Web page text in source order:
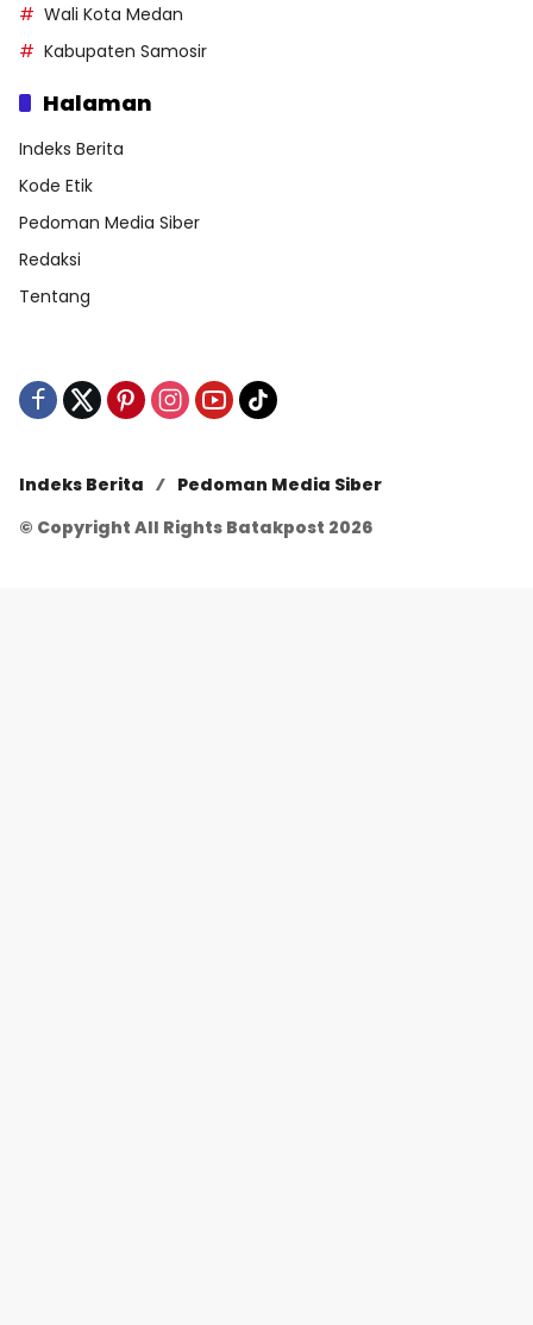
Wali Kota Medan
Kabupaten Samosir
Halaman
Indeks Berita
Kode Etik
Pedoman Media Siber
Redaksi
Tentang
Indeks Berita
Pedoman Media Siber
© Copyright All Rights Batakpost 2026